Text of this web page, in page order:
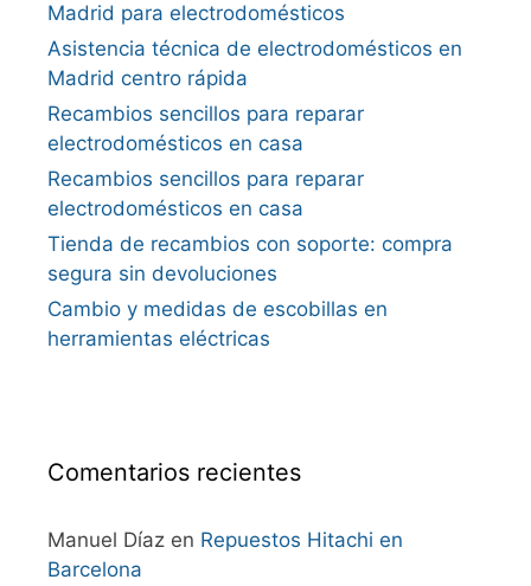
Madrid para electrodomésticos
Asistencia técnica de electrodomésticos en
Madrid centro rápida
Recambios sencillos para reparar
electrodomésticos en casa
Recambios sencillos para reparar
electrodomésticos en casa
Tienda de recambios con soporte: compra
segura sin devoluciones
Cambio y medidas de escobillas en
herramientas eléctricas
Comentarios recientes
Manuel Díaz en Repuestos Hitachi en
Barcelona